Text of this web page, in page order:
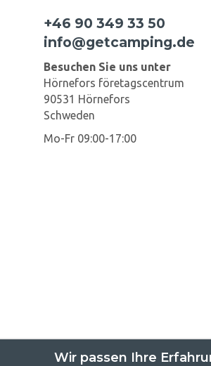
+46 90 349 33 50
info@getcamping.de
Besuchen Sie uns unter
Hörnefors företagscentrum
90531 Hörnefors
Schweden
Mo-Fr 09:00-17:00
Wir passen Ihre